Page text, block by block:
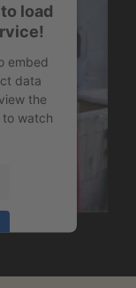
load
embed
data
the
watch
&